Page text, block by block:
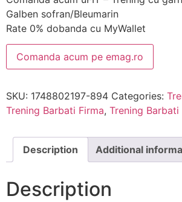
Galben sofran/Bleumarin
Rate 0% dobanda cu MyWallet
Comanda acum pe emag.ro
SKU: 1748802197-894 Categories:
Trening Barbati Firma, Trening Barbati
Description Additional
Description